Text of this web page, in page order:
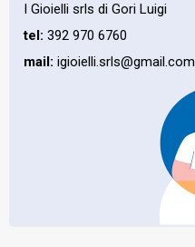
I Gioielli srls di Gori Luigi
tel: 392 970 6760
mail: igioielli.srls@gmail.com